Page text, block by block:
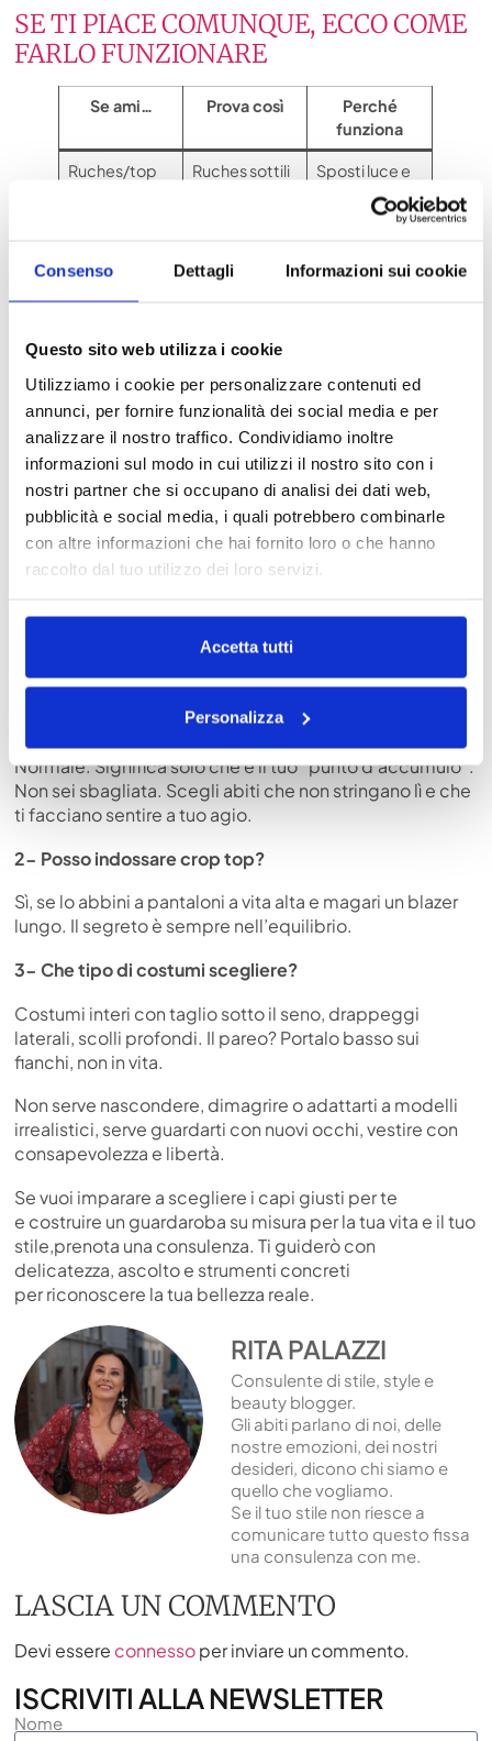
Consenso Dettagli Informazioni sui cookie
Questo sito web utilizza i cookie
Utilizziamo i cookie per personalizzare contenuti ed
annunci, per fornire funzionalità dei social media e per
analizzare il nostro traffico. Condividiamo inoltre
informazioni sul modo in cui utilizzi il nostro sito con i
nostri partner che si occupano di analisi dei dati web,
pubblicità e social media, i quali potrebbero combinarle
con altre informazioni che hai fornito loro o che hanno
raccolto dal tuo utilizzo dei loro servizi.
Accetta tutti
Personalizza
SE TI PIACE COMUNQUE, ECCO COME
FARLO FUNZIONARE
Se ami… Prova così
Perché
funziona
Ruches/top
Ruches sottili
Sposti luce e
attenzione
verso il basso
barchetta
V aperta dal
linea verticale
Maniche a
Sbuffo piccol
spacco
figura
Cintura alta
Cintura sotto il
fusciacca
laterale
Crei un punto
favorevole
Stampa sopra
Stampa
piccola sopra
L’occhio
segue la
FAQ CON RISPOSTE VERE
E se ingrasso nella zona addominale?
Normale. Significa solo che è il tuo “punto d’accumulo”.
Non sei sbagliata. Scegli abiti che non stringano lì e che
ti facciano sentire a tuo agio.
2- Posso indossare crop top?
Sì, se lo abbini a pantaloni a vita alta e magari un blazer
lungo. Il segreto è sempre nell’equilibrio.
3- Che tipo di costumi scegliere?
Costumi interi con taglio sotto il seno, drappeggi
laterali, scolli profondi. Il pareo? Portalo basso sui
fianchi, non in vita.
Non serve nascondere, dimagrire o adattarti a modelli
irrealistici, serve guardarti con nuovi occhi, vestire con
consapevolezza e libertà.
Se vuoi imparare a scegliere i capi giusti per te
e costruire un guardaroba su misura per la tua vita e il tuo
stile,prenota una consulenza. Ti guiderò con
delicatezza, ascolto e strumenti concreti
per riconoscere la tua bellezza reale.
RITA PALAZZI
Consulente di stile, style e
beauty blogger.
Gli abiti parlano di noi, delle
nostre emozioni, dei nostri
desideri, dicono chi siamo e
quello che vogliamo.
Se il tuo stile non riesce a
comunicare tutto questo fissa
una consulenza con me.
LASCIA UN COMMENTO
Devi essere connessoper inviare un commento.
ISCRIVITI ALLA NEWSLETTER
Nome